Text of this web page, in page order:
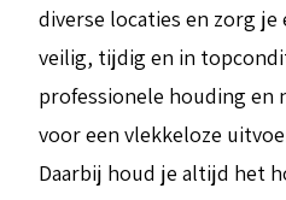
diverse locaties en zorg
veilig, tijdig en in
professionele houding en
voor een vlekkeloze
Daarbij houd je altijd het